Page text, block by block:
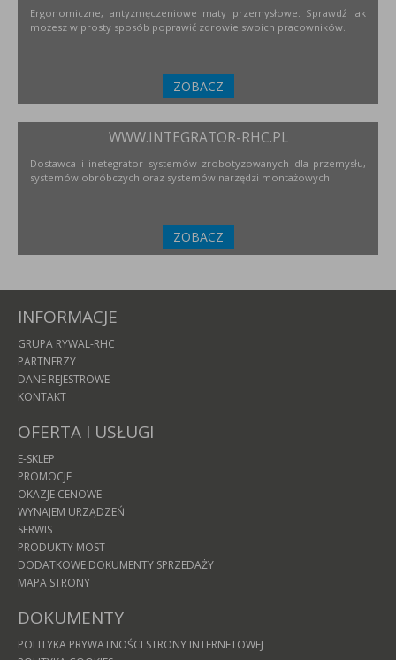
Ergonomiczne, antyzmęczeniowe maty przemysłowe. Sprawdź jak
możesz w prosty sposób poprawić zdrowie swoich pracowników.
ZOBACZ
WWW.INTEGRATOR-RHC.PL
Dostawca i inetegrator systemów zrobotyzowanych dla przemysłu,
systemów obróbczych oraz systemów narzędzi montażowych.
ZOBACZ
INFORMACJE
GRUPA RYWAL-RHC
PARTNERZY
DANE REJESTROWE
KONTAKT
OFERTA I USŁUGI
E-SKLEP
PROMOCJE
OKAZJE CENOWE
WYNAJEM URZĄDZEŃ
SERWIS
PRODUKTY MOST
DODATKOWE DOKUMENTY SPRZEDAŻY
MAPA STRONY
DOKUMENTY
POLITYKA PRYWATNOŚCI STRONY INTERNETOWEJ